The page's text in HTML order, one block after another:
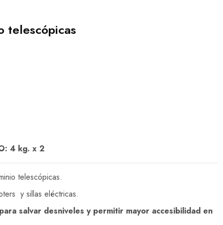
telescópicas
4 kg. x 2
telescópicas.
y sillas eléctricas.
salvar desniveles y permitir mayor accesibilidad en